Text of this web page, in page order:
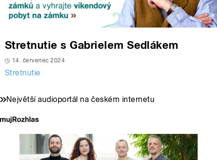
Stretnutie s Gabrielem Sedlákem
14. červenec 2024
Stretnutie
Největší audioportál na českém internetu